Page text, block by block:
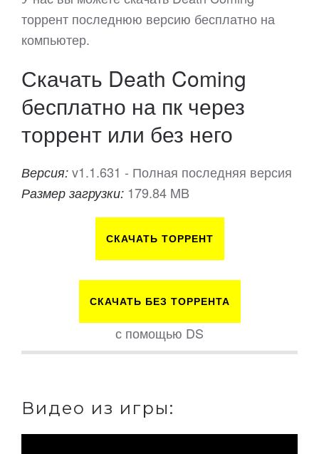
торрент последнюю версию бесплатно на
компьютер.
Скачать Death Coming
бесплатно на пк через
торрент или без него
Версия: v1.1.631 - Полная последняя версия
Размер загрузки: 179.84 MB
СКАЧАТЬ ТОРРЕНТ
СКАЧАТЬ БЕЗ ТОРРЕНТА
с помощью DS
Видео из игры: